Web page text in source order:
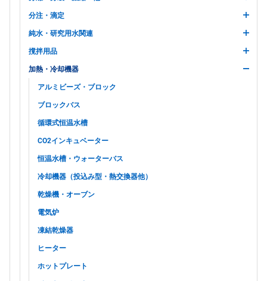
分注・滴定
純水・研究用水関連
撹拌用品
加熱・冷却機器
アルミビーズ・ブロック
ブロックバス
循環式恒温水槽
CO2インキュベーター
恒温水槽・ウォーターバス
冷却機器（投込み型・熱交換器他）
乾燥機・オーブン
電気炉
凍結乾燥器
ヒーター
ホットプレート